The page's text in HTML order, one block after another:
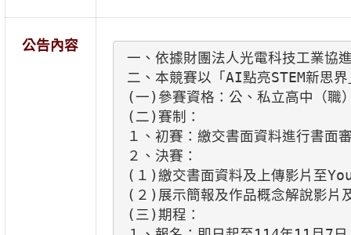
公告內容
一、依據財團法人光電科技工業
二、本競賽以「AI點亮STEM新思
(一)參賽資格：公、私立高中（職
(二)賽制：
１、初賽：繳交書面資料進行書面
２、決賽：
(１)繳交書面資料及上傳影片至
(２)展示簡報及作品概念解說影片
(三)期程：